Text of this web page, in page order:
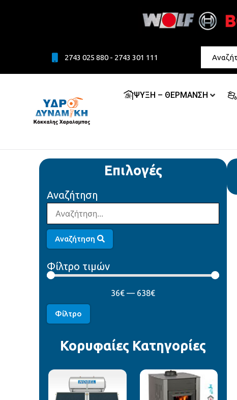
2743 025 880 - 2743 301 111
ΨΥΞΗ – ΘΕΡΜΑΝΣΗ
Επιλογές
Αναζήτηση
Αναζήτηση
Φίλτρο τιμών
36€ — 638€
Φίλτρο
Κορυφαίες Κατηγορίες